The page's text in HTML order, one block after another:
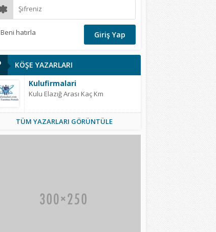
Beni hatırla
KÖŞE YAZARLARI
Kulufirmalari
Kulu Elazığ Arası Kaç Km
TÜM YAZARLARI GÖRÜNTÜLE